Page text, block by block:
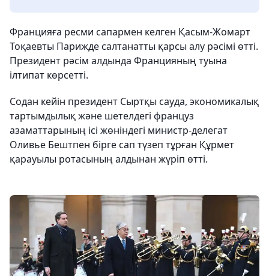
Францияға ресми сапармен келген Қасым-Жомарт
Тоқаевты Парижде салтанатты қарсы алу рәсімі өтті.
Президент рәсім алдында Францияның туына
ілтипат көрсетті.
Содан кейін президент Сыртқы сауда, экономикалық
тартымдылық және шетелдегі француз
азаматтарының ісі жөніндегі министр-делегат
Оливье Бештпен бірге сап түзеп тұрған Құрмет
қарауылы ротасының алдынан жүріп өтті.